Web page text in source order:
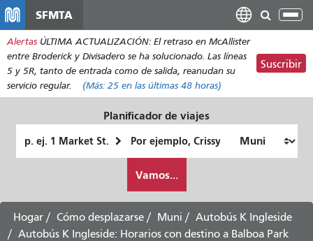
contenido
principal
SFMTA
Alertas ÚLTIMA ACTUALIZACIÓN: El retraso en McAllister
entre Broderick y Divisadero se ha solucionado. Las líneas
5 y 5R, tanto de entrada como de salida, reanudan su
servicio regular.
(Más: 25 en las últimas 48 horas)
Suscribir
Planificador de viajes
de
quiero
viajar
Vamos...
Hogar Cómo desplazarse Muni
Autobús K Ingleside
Autobús K Ingleside: Horarios con destino a Balboa Park